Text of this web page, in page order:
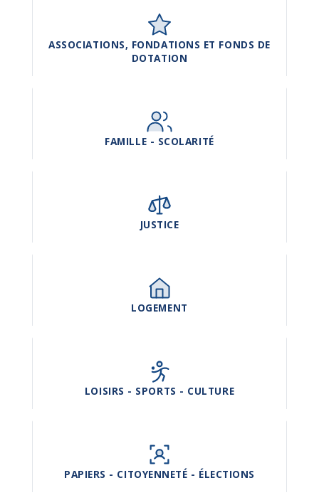
ASSOCIATIONS, FONDATIONS ET FONDS DE
DOTATION
FAMILLE - SCOLARITÉ
JUSTICE
LOGEMENT
LOISIRS - SPORTS - CULTURE
PAPIERS - CITOYENNETÉ - ÉLECTIONS